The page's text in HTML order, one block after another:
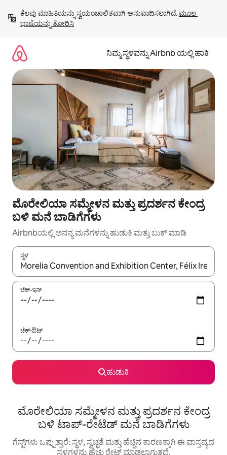
ಹೋಗಿ
ಕೆಲವು ಮಾಹಿತಿಯನ್ನು ಸ್ವಯಂಚಾಲಿತವಾಗಿ ಅನುವಾದಿಸಲಾಗಿದೆ. ಮೂಲ
ಭಾಷೆಯನ್ನು ತೋರಿಸಿ
ನಿಮ್ಮ ಸ್ಥಳವನ್ನು Airbnb ಯಲ್ಲಿ ಹಾಕಿ
ಮೊರೇಲಿಯಾ ಸಮ್ಮೇಳನ ಮತ್ತು ಪ್ರದರ್ಶನ ಕೇಂದ್ರ
ಬಳಿ ಮನೆ ಬಾಡಿಗೆಗಳು
Airbnbಯಲ್ಲಿ ಅನನ್ಯ ಮನೆಗಳನ್ನು ಹುಡುಕಿ ಮತ್ತು ಬುಕ್ ಮಾಡಿ
ಸ್ಥಳ
ಫಲಿತಾಂಶಗಳು ಲಭ್ಯವಿರುವಾಗ, ಅಪ್ ಮತ್ತು ಡೌನ್ ಬಾಣದ ಕೀಲಿಗಳೊಂದಿಗೆ
ಚೆಕ್-ಇನ್
ಚೆಕ್-ಔಟ್
ಹುಡುಕಿ
ಮೊರೇಲಿಯಾ ಸಮ್ಮೇಳನ ಮತ್ತು ಪ್ರದರ್ಶನ ಕೇಂದ್ರ
ಬಳಿ ಟಾಪ್-ರೇಟೆಡ್ ಮನೆ ಬಾಡಿಗೆಗಳು
ಗೆಸ್ಟ್‌ಗಳು ಒಪ್ಪುತ್ತಾರೆ: ಸ್ಥಳ, ಸ್ವಚ್ಛತೆ ಮತ್ತು ಹೆಚ್ಚಿನ ಕಾರಣಕ್ಕಾಗಿ ಈ ವಾಸ್ತವ್ಯದ
ಸ್ಥಳಗಳನ್ನು ಹೆಚ್ಚು ರೇಟ್ ಮಾಡಲಾಗುತ್ತದೆ.